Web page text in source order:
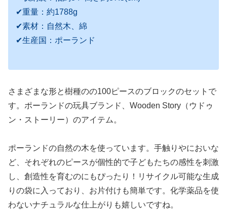
✔重量：約1788g
✔素材：自然木、綿
✔生産国：ポーランド
さまざまな形と樹種のの100ピースのブロックのセットで
す。ポーランドの玩具ブランド、Wooden Story（ウドゥ
ン・ストーリー）のアイテム。
ポーランドの自然の木を使っています。手触りやにおいな
ど、それぞれのピースが個性的で子どもたちの感性を刺激
し、創造性を育むのにもぴったり！リサイクル可能な生成
りの袋に入っており、お片付けも簡単です。化学薬品を使
わないナチュラルな仕上がりも嬉しいですね。